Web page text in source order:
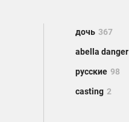
дочь 367
abella danger
русские 98
casting 2